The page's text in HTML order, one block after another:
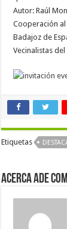
Autor: Raúl
Cooperación al
Badajoz de
Vecinalistas del
Etiquetas
Acerca Ade